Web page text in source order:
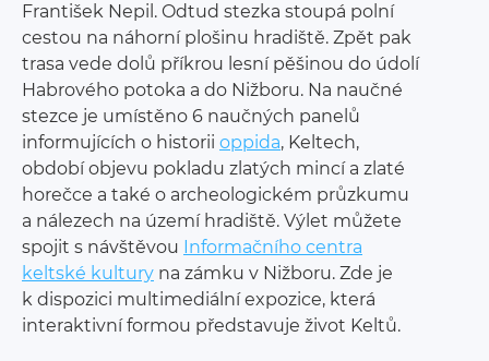
František Nepil. Odtud stezka stoupá polní
cestou na náhorní plošinu hradiště. Zpět pak
trasa vede dolů příkrou lesní pěšinou do údolí
Habrového potoka a do Nižboru. Na naučné
stezce je umístěno 6 naučných panelů
informujících o historii oppida, Keltech,
období objevu pokladu zlatých mincí a zlaté
horečce a také o archeologickém průzkumu
a nálezech na území hradiště. Výlet můžete
spojit s návštěvou Informačního centra
keltské kultury na zámku v Nižboru. Zde je
k dispozici multimediální expozice, která
interaktivní formou představuje život Keltů.